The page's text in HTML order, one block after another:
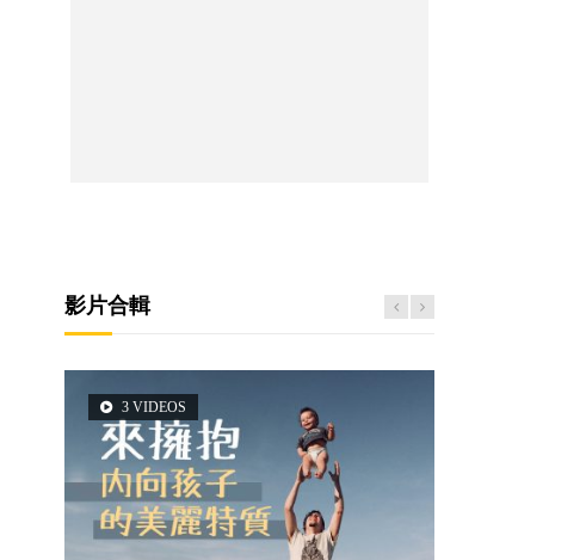
影片合輯
3 VIDEOS
5 VIDEOS
14 VIDEOS
2 VIDEOS
6 VIDEOS